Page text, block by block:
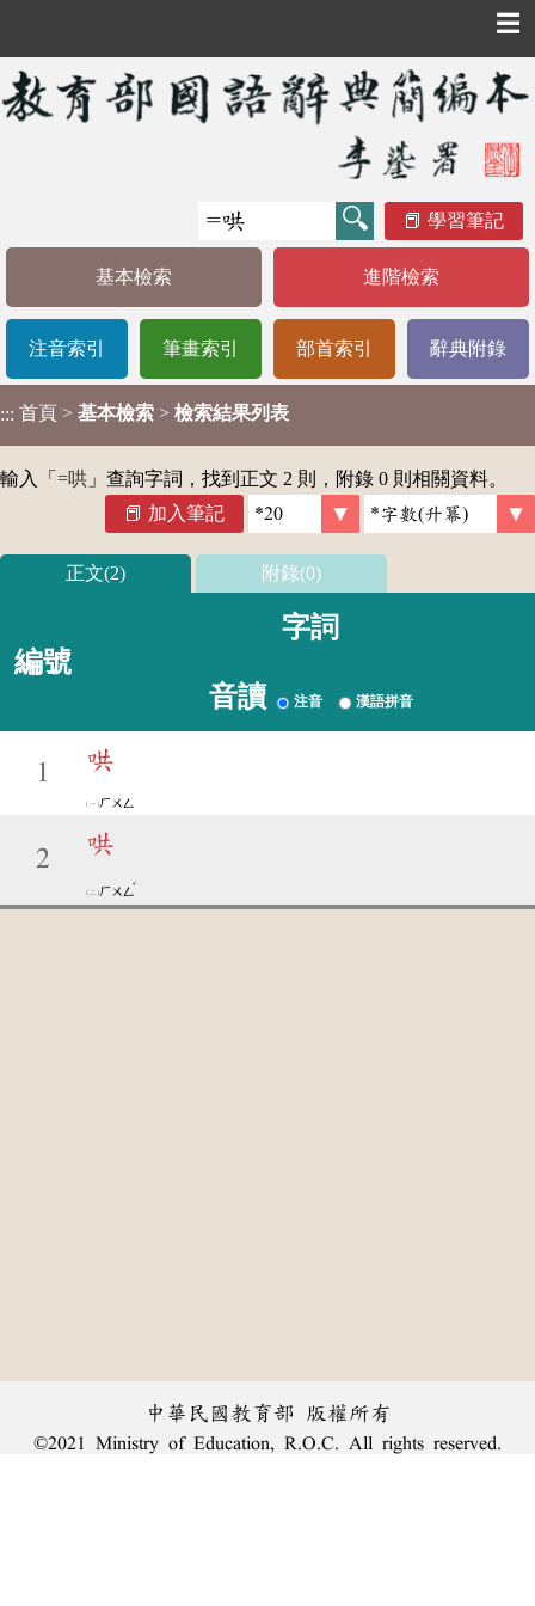
☰
學習筆記
基本檢索 進階檢索
注音索引 筆畫索引 部首索引 辭典附錄
::: 首頁 > 基本檢索 > 檢索結果列表
輸入「 =哄 」查詢字詞，找到正文 2 則，附錄 0 則相關資料。
加入筆記
正文(2) 附錄(0)
編號
字詞
音讀 注音 漢語拼音
1 哄
ㄏㄨㄥ
2
哄
ㄏㄨㄥ
ˇ
中華民國教育部 版權所有
©2021 Ministry of Education, R.O.C. All rights reserved.